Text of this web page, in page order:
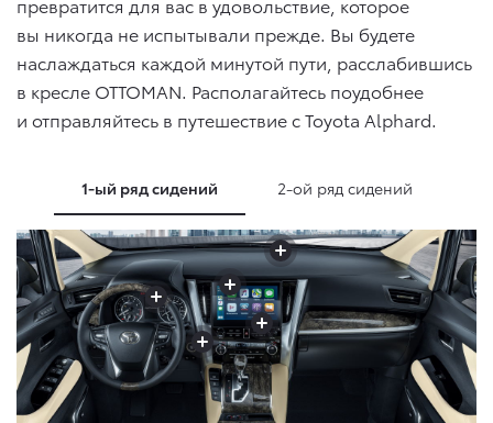
вы никогда не испытывали прежде. Вы будете
наслаждаться каждой минутой пути, расслабившись
в кресле OTTOMAN. Располагайтесь поудобнее
и отправляйтесь в путешествие с Toyota Alphard.
1-ый ряд сидений 2-ой ряд сидений
+
+
+
+
+
+
+
+
+ +